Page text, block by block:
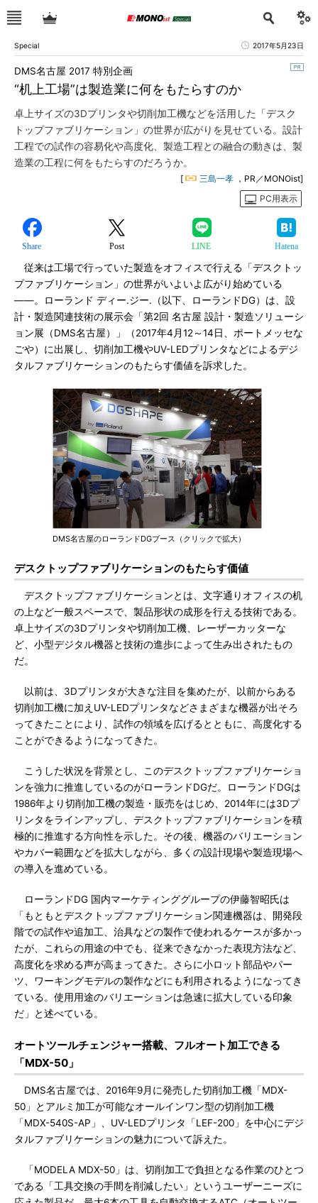
Special 2017年5月23日
“机上工場”は製造業に何をもたらすのか
DMS名古屋 2017 特別企画
卓上サイズの3Dプリンタや切削加工機などを活用した「デスク
トップファブリケーション」の世界が広がりを見せている。設計
工程での試作の容易化や高度化、製造工程との融合の動きは、製
造業の工程に何をもたらすのだろうか。
[ 三島一孝 ，PR／MONOist]
PC用表示
Share Post LINE Hatena
従来は工場で行っていた製造をオフィスで行える「デスクトッ
プファブリケーション」の世界がいよいよ広がり始めている
――。ローランド ディー.ジー.（以下、ローランドDG）は、設
計・製造関連技術の展示会「第2回 名古屋 設計・製造ソリューシ
ョン展（DMS名古屋）」（2017年4月12～14日、ポートメッセな
ごや）に出展し、切削加工機やUV-LEDプリンタなどによるデジ
タルファブリケーションのもたらす価値を訴求した。
DMS名古屋のローランドDGブース（クリックで拡大）
デスクトップファブリケーションのもたらす価値
デスクトップファブリケーションとは、文字通りオフィスの机
の上など一般スペースで、製品形状の成形を行える技術である。
卓上サイズの3Dプリンタや切削加工機、レーザーカッターな
ど、小型デジタル機器と技術の進歩によって生み出されたもの
だ。
以前は、3Dプリンタが大きな注目を集めたが、以前からある
切削加工機に加えUV-LEDプリンタなどさまざまな機器が出そろ
ってきたことにより、試作の領域を広げるとともに、高度化する
ことができるようになってきた。
こうした状況を背景とし、このデスクトップファブリケーショ
ンを強力に推進しているのがローランドDGだ。ローランドDGは
1986年より切削加工機の製造・販売をはじめ、2014年には3Dプ
リンタをラインアップし、デスクトップファブリケーションを積
極的に推進する方向性を示した。その後、機器のバリエーション
やカバー範囲などを拡大しながら、多くの設計現場や製造現場へ
の導入を進めている。
ローランドDG 国内マーケティンググループの伊藤智昭氏は
「もともとデスクトップファブリケーション関連機器は、開発段
階での試作や追加工、治具などの製作で使われるケースが多かっ
たが、これらの用途の中でも、従来できなかった表現方法など、
高度化を求める声が高まってきた。さらに小ロット部品やパー
ツ、ワーキングモデルの製作などにも利用されるようになってき
ている。使用用途のバリエーションは急速に拡大している印象
だ」と述べている。
オートツールチェンジャー搭載、フルオート加工できる
「MDX-50」
DMS名古屋では、2016年9月に発売した切削加工機「MDX-
50」とアルミ加工が可能なオールインワン型の切削加工機
「MDX-540S-AP」、UV-LEDプリンタ「LEF-200」を中心にデジ
タルファブリケーションの魅力について訴えた。
「MODELA MDX-50」は、切削加工で負担となる作業のひとつ
である「工具交換の手間を削減したい」というユーザーニーズに